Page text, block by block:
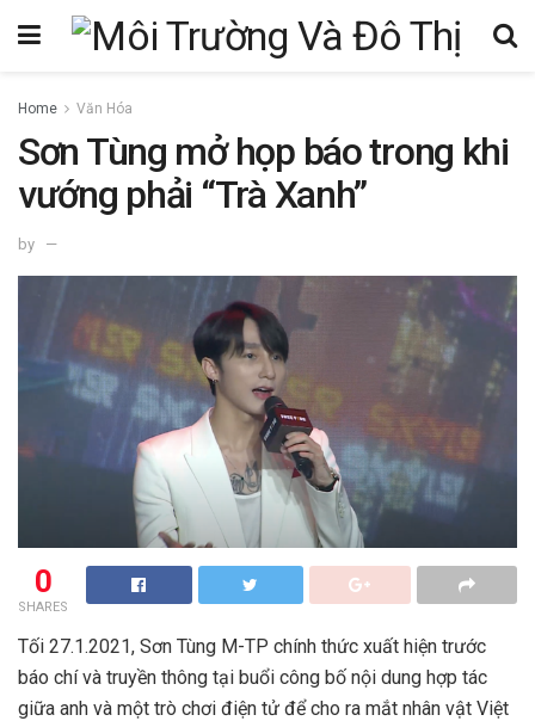
Home Văn Hóa
Sơn Tùng mở họp báo trong khi
vướng phải “Trà Xanh”
by
0
SHARES
Tối 27.1.2021, Sơn Tùng M-TP chính thức xuất hiện trước
báo chí và truyền thông tại buổi công bố nội dung hợp tác
giữa anh và một trò chơi điện tử để cho ra mắt nhân vật Việt